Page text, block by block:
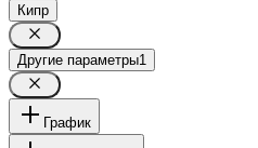
Кипр
Другие параметры1
График